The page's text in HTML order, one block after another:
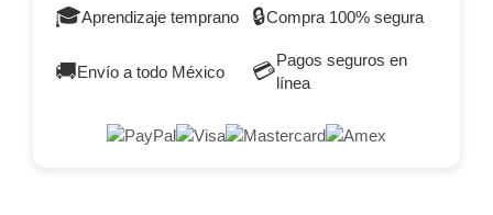
🎓Aprendizaje temprano 🔒Compra 100% segura
🚚Envío a todo México 💳Pagos seguros en
línea